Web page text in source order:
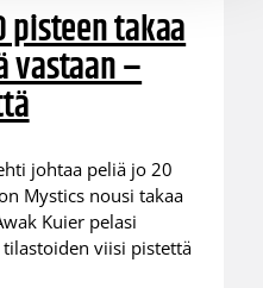
pisteen takaa
vastaan –
johtaa peliä jo 20
Mystics nousi takaa
Kuier pelasi
viisi pistettä